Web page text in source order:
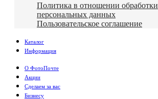
Политика в отношении обработки
персональных данных
Пользовательское соглашение
Каталог
Информация
О ФотоПочте
Акции
Сделаем за вас
Бизнесу